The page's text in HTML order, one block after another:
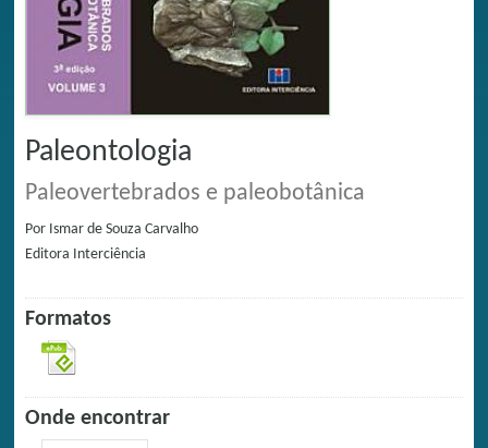
Paleontologia
Paleovertebrados e paleobotânica
Por Ismar de Souza Carvalho
Editora Interciência
Formatos
Onde encontrar